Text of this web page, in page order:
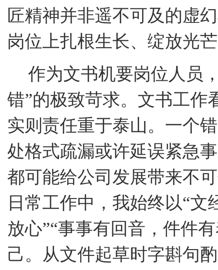
匠精神并非遥不可及的虚
岗位上扎根生长、绽放光
作为文书机要岗位人员
错”的极致苛求。文书工作
实则责任重于泰山。一个
处格式疏漏或许延误紧急
都可能给公司发展带来不
日常工作中，我始终以“
放心”“事事有回音，件件
己。从文件起草时字斟句